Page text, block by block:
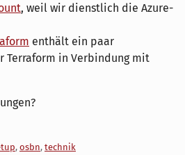
, weil wir dienstlich die Azure-
enthält ein paar
Terraform in Verbindung mit
, osbn, technik